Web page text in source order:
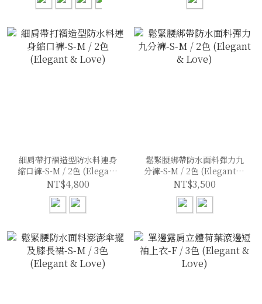
細肩帶打褶造型防水料連身
縮口褲-S-M / 2色 (Elegant
& Love)
NT$4,800
鬆緊腰綁帶防水面料彈力九
分褲-S-M / 2色 (Elegant &
Love)
NT$3,500